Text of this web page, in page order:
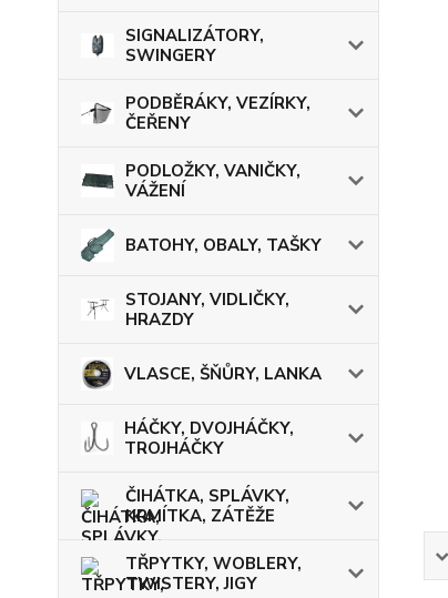
SIGNALIZÁTORY,
SWINGERY
PODBĚRÁKY, VEZÍRKY,
ČEŘENY
PODLOŽKY, VANIČKY,
VÁŽENÍ
BATOHY, OBALY, TAŠKY
STOJANY, VIDLIČKY,
HRAZDY
VLASCE, ŠŇŮRY, LANKA
HÁČKY, DVOJHÁČKY,
TROJHÁČKY
ČIHÁTKA, SPLÁVKY,
KRMÍTKA, ZÁTĚŽE
TŘPYTKY, WOBLERY,
TWISTERY, JIGY